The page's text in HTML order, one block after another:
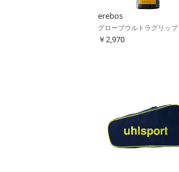
erebos
グローブウルトラグリップ
￥2,970